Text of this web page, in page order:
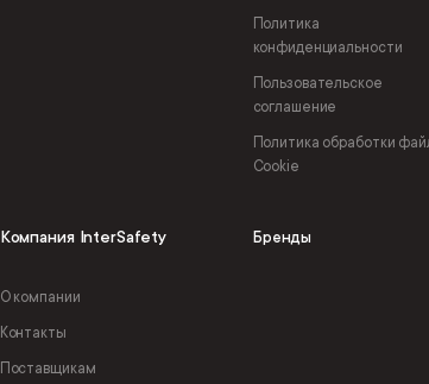
Политика
конфиденциальности
Пользовательское
соглашение
Политика обработки
Cookie
Компания InterSafety
О компании
Контакты
Поставщикам
Бренды